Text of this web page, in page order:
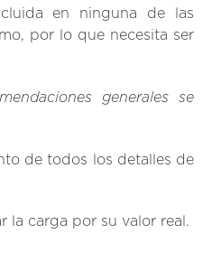
en ninguna de las
por lo que necesita ser
generales se
de todos los detalles de
la carga por su valor real.